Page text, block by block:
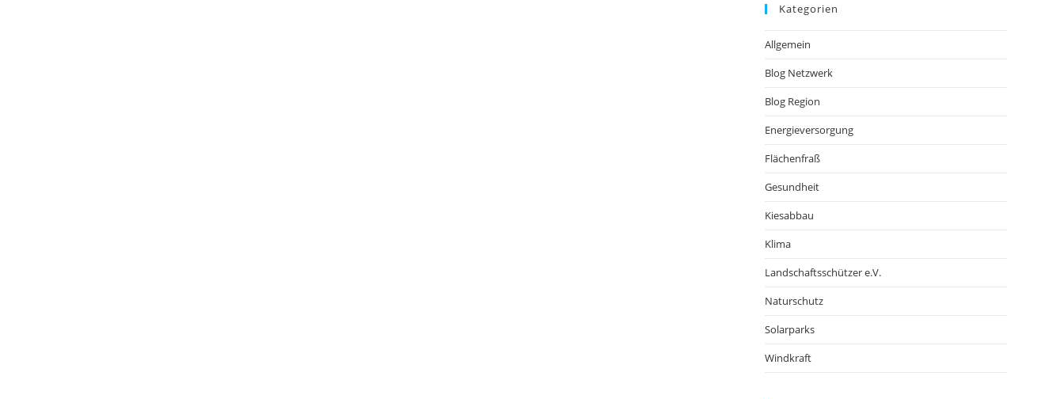
Kategorien
Allgemein
Blog Netzwerk
Blog Region
Energieversorgung
Flächenfraß
Gesundheit
Kiesabbau
Klima
Landschaftsschützer e.V.
Naturschutz
Solarparks
Windkraft